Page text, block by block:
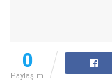
0
Paylaşım